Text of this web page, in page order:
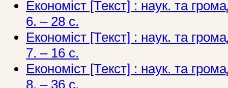
Економіст [Текст] : наук. та
6. – 28 с.
Економіст [Текст] : наук. та
7. – 16 с.
Економіст [Текст] : наук. та
8. – 36 с.